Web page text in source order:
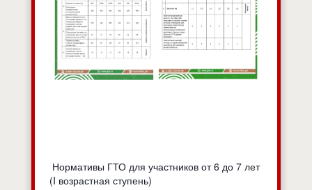
Нормативы ГТО для участников от 6 до 7 лет
(I возрастная ступень)